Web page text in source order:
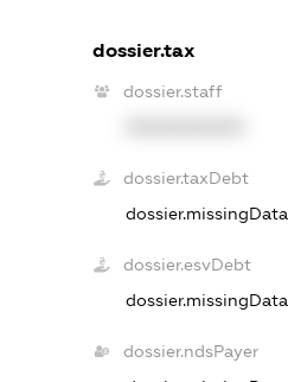
dossier.tax
dossier.staff
dossier.taxDebt
dossier.missingData
dossier.esvDebt
dossier.missingData
dossier.ndsPayer